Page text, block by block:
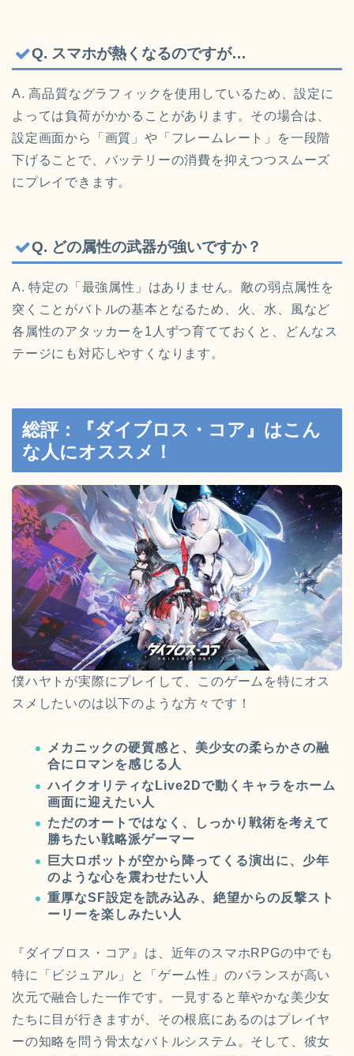
Q. スマホが熱くなるのですが…
A. 高品質なグラフィックを使用しているため、設定に
よっては負荷がかかることがあります。その場合は、
設定画面から「画質」や「フレームレート」を一段階
下げることで、バッテリーの消費を抑えつつスムーズ
にプレイできます。
Q. どの属性の武器が強いですか？
A. 特定の「最強属性」はありません。敵の弱点属性を
突くことがバトルの基本となるため、火、水、風など
各属性のアタッカーを1人ずつ育てておくと、どんなス
テージにも対応しやすくなります。
総評：『ダイブロス・コア』はこん
な人にオススメ！
僕ハヤトが実際にプレイして、このゲームを特にオス
スメしたいのは以下のような方々です！
メカニックの硬質感と、美少女の柔らかさの融
合にロマンを感じる人
ハイクオリティなLive2Dで動くキャラをホーム
画面に迎えたい人
ただのオートではなく、しっかり戦術を考えて
勝ちたい戦略派ゲーマー
巨大ロボットが空から降ってくる演出に、少年
のような心を震わせたい人
重厚なSF設定を読み込み、絶望からの反撃スト
ーリーを楽しみたい人
『ダイブロス・コア』は、近年のスマホRPGの中でも
特に「ビジュアル」と「ゲーム性」のバランスが高い
次元で融合した一作です。一見すると華やかな美少女
たちに目が行きますが、その根底にあるのはプレイヤ
ーの知略を問う骨太なバトルシステム。そして、彼女